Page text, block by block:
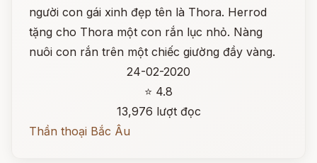
người con gái xinh đẹp tên là Thora. Herrod
tặng cho Thora một con rắn lục nhỏ. Nàng
nuôi con rắn trên một chiếc giường đầy vàng.
24-02-2020
⭐ 4.8
13,976 lượt đọc
Thần thoại Bắc Âu